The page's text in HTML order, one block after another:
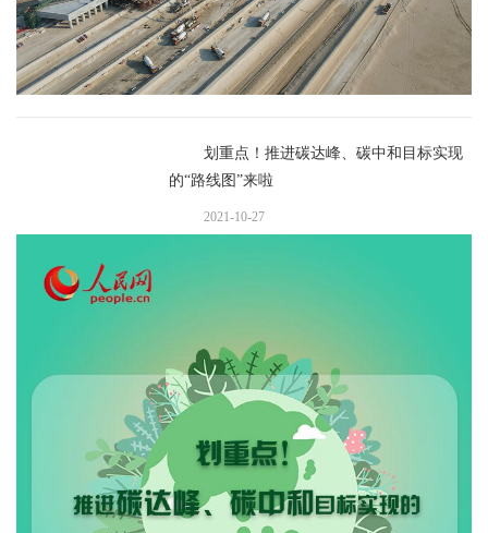
划重点！推进碳达峰、碳中和目标实现
的“路线图”来啦
2021-10-27